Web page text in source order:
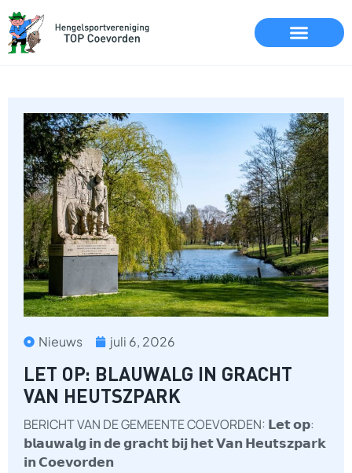
Nieuws juli 6, 2026
LET OP: BLAUWALG IN GRACHT
VAN HEUTSZPARK
BERICHT VAN DE GEMEENTE COEVORDEN: 𝗟𝗲𝘁 𝗼𝗽:
𝗯𝗹𝗮𝘂𝘄𝗮𝗹𝗴 𝗶𝗻 𝗱𝗲 𝗴𝗿𝗮𝗰𝗵𝘁 𝗯𝗶𝗷 𝗵𝗲𝘁 𝗩𝗮𝗻 𝗛𝗲𝘂𝘁𝘀𝘇𝗽𝗮𝗿𝗸
𝗶𝗻 𝗖𝗼𝗲𝘃𝗼𝗿𝗱𝗲𝗻